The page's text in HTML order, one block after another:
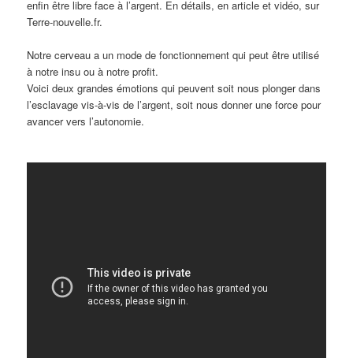
enfin être libre face à l’argent. En détails, en article et vidéo, sur
Terre-nouvelle.fr.
Notre cerveau a un mode de fonctionnement qui peut être utilisé
à notre insu ou à notre profit.
Voici deux grandes émotions qui peuvent soit nous plonger dans
l’esclavage vis-à-vis de l’argent, soit nous donner une force pour
avancer vers l’autonomie.